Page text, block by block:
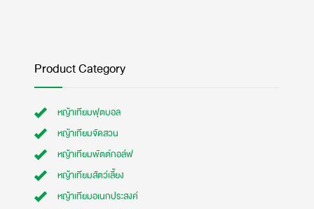
Product Category
หญ้าเทียมฟุตบอล
หญ้าเทียมจัดสวน
หญ้าเทียมพัตต์กอล์ฟ
หญ้าเทียมสัตว์เลี้ยง
หญ้าเทียมอเนกประสงค์